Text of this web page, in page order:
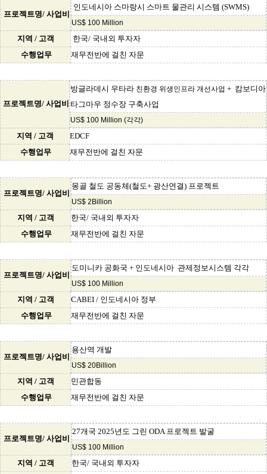
프로젝트명/ 사업비
인도네시아 스마랑시 스마트 물관리 시스템 (SWMS)
US$ 100 Million
지역 / 고객
한국/ 국내외 투자자
수행업무
재무전반에 걸친 자문
프로젝트명/ 사업비
방글라데시 우타라 친환경 위생인프라 개선사업 + 캄보디아
타그마우 정수장 구축사업
US$ 100 Million (각각)
지역 / 고객
EDCF
수행업무
재무전반에 걸친 자문
프로젝트명/ 사업비
몽골 철도 공동체(철도+ 광산연결) 프로젝트
US$ 2Billion
지역 / 고객
한국/ 국내외 투자자
수행업무
재무전반에 걸친 자문
프로젝트명/ 사업비
도미니카 공화국 + 인도네시아 관제정보시스템 각각
US$ 100 Million
지역 / 고객
CABEI / 인도네시아 정부
수행업무
재무전반에 걸친 자문
프로젝트명/ 사업비
용산역 개발
US$ 20Billion
지역 / 고객
민관합동
수행업무
재무전반에 걸친 자문
프로젝트명/ 사업비
27개국 2025년도 그린 ODA 프로젝트 발굴
US$ 100 Million
지역 / 고객
한국/ 국내외 투자자